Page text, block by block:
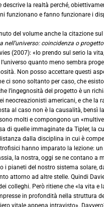
descrive la realtà perché,
funzionano e fanno funzionare i
del volume anche la citazione sul
nell’universo: coincidenza o
(2007): «Io prendo sul serio la
quanto meno sembra
Non posso accettare questi
ci sono soltanto per caso, che
l’ingegnosità del progetto è un
neocreazionisti americani, e che la
al caso non è la causalità, bensì
molti e compongono un
di quelle immaginate da Tipler, la
dalla disciplina in cui è
hanno imparato la lezione: un
la nostra, oggi se ne contano a
i pianeti del nostro sistema solare,
attorno ad altre stelle. Quindi
colleghi. Però ritiene che «la vita e
in profondità nella struttura
vitale appena intravisto».